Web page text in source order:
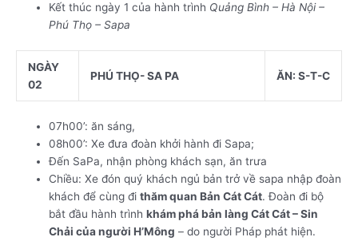
Kết thúc ngày 1 của hành trình Quảng Bình – Hà Nội –
Phú Thọ – Sapa
NGÀY
02
PHÚ THỌ- SA PA ĂN: S-T-C
07h00’: ăn sáng,
08h00’: Xe đưa đoàn khởi hành đi Sapa;
Đến SaPa, nhận phòng khách sạn, ăn trưa
Chiều: Xe đón quý khách ngủ bản trở về sapa nhập đoàn
khách để cùng đithăm quan Bản Cát Cát. Đoàn đi bộ
bắt đầu hành trìnhkhám phá bản làng Cát Cát – Sin
Chải của người H’Mông – do người Pháp phát hiện.